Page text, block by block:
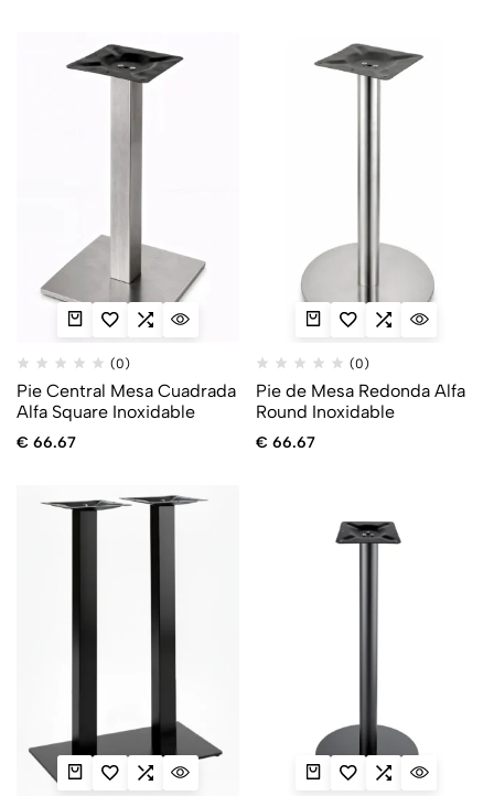
(0)
Pie Central Mesa Cuadrada
Alfa Square Inoxidable
€ 66.67
(0)
Pie de Mesa Redonda Alfa
Round Inoxidable
€ 66.67